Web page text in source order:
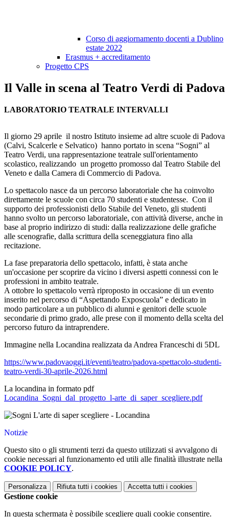
Corso di aggiornamento docenti a Dublino
estate 2022
Erasmus + accreditamento
Progetto CPS
Il Valle in scena al Teatro Verdi di Padova
LABORATORIO TEATRALE INTERVALLI
Il giorno 29 aprile il nostro Istituto insieme ad altre scuole di Padova
(Calvi, Scalcerle e Selvatico) hanno portato in scena “Sogni” al
Teatro Verdi, una rappresentazione teatrale sull'orientamento
scolastico, realizzando un progetto promosso dal Teatro Stabile del
Veneto e dalla Camera di Commercio di Padova.
Lo spettacolo nasce da un percorso laboratoriale che ha coinvolto
direttamente le scuole con circa 70 studenti e studentesse. Con il
supporto dei professionisti dello Stabile del Veneto, gli studenti
hanno svolto un percorso laboratoriale, con attività diverse, anche in
base al proprio indirizzo di studi: dalla realizzazione delle grafiche
alle scenografie, dalla scrittura della sceneggiatura fino alla
recitazione.
La fase preparatoria dello spettacolo, infatti, è stata anche
un'occasione per scoprire da vicino i diversi aspetti connessi con le
professioni in ambito teatrale.
A ottobre lo spettacolo verrà riproposto in occasione di un evento
inserito nel percorso di “Aspettando Exposcuola” e dedicato in
modo particolare a un pubblico di alunni e genitori delle scuole
secondarie di primo grado, alle prese con il momento della scelta del
percorso futuro da intraprendere.
Immagine nella Locandina realizzata da Andrea Franceschi di 5DL
https://www.padovaoggi.it/eventi/teatro/padova-spettacolo-studenti-
teatro-verdi-30-aprile-2026.html
La locandina in formato pdf
Locandina_Sogni_dal_progetto_l-arte_di_saper_scegliere.pdf
Notizie
Questo sito o gli strumenti terzi da questo utilizzati si avvalgono di
cookie necessari al funzionamento ed utili alle finalità illustrate nella
COOKIE POLICY.
Personalizza Rifiuta tutti i cookies Accetta tutti i cookies
Gestione cookie
In questa schermata è possibile scegliere quali cookie consentire.